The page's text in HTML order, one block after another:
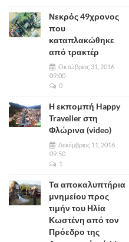
Νεκρός 49χρονος
που
καταπλακώθηκε
από τρακτέρ
Οκτώβριος 31, 2016
09:00
0
Η εκπομπή Happy
Traveller στη
Φλώρινα (video)
Δεκέμβριος 11, 2016
09:50
1
Τα αποκαλυπτήρια
μνημείου προς
τιμήν του Ηλία
Κωστένη από τον
Πρόεδρο της